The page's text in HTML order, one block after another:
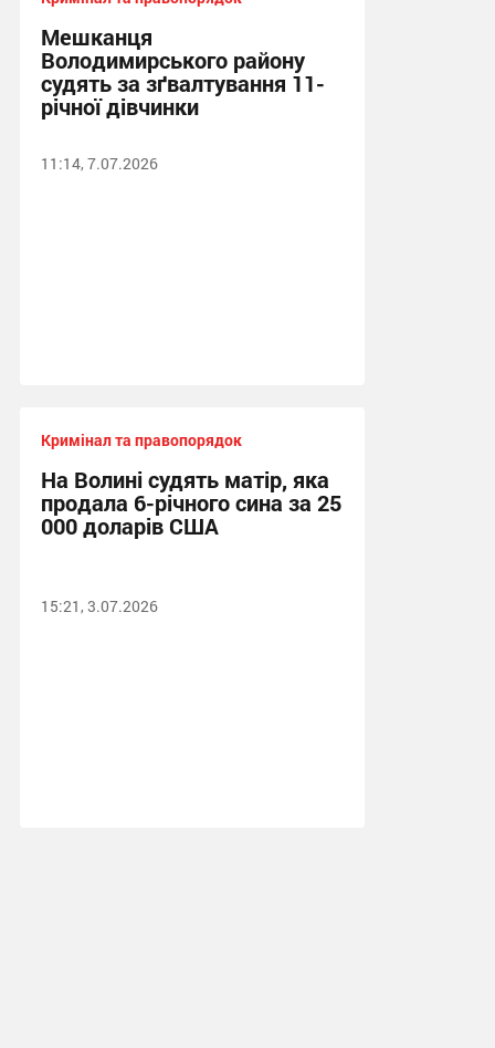
Мешканця
Володимирського району
судять за зґвалтування 11-
річної дівчинки
11:14, 7.07.2026
Кримінал та правопорядок
На Волині судять матір, яка
продала 6-річного сина за 25
000 доларів США
15:21, 3.07.2026